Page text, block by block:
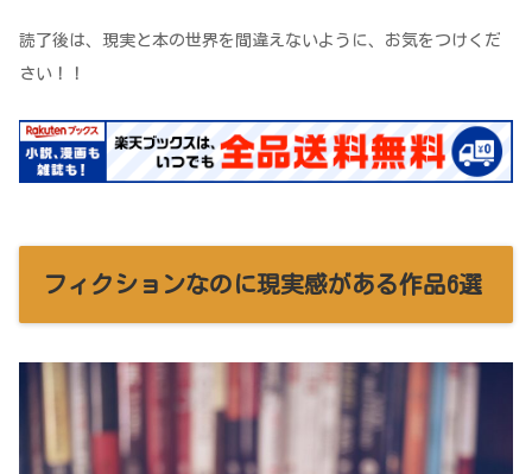
読了後は、現実と本の世界を間違えないように、お気をつけくだ
さい！！
フィクションなのに現実感がある作品6選